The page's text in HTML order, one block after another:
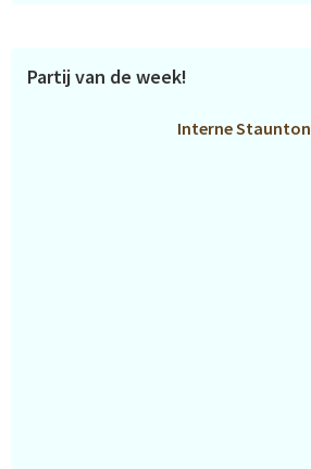
Partij van de week!
Interne Staunton